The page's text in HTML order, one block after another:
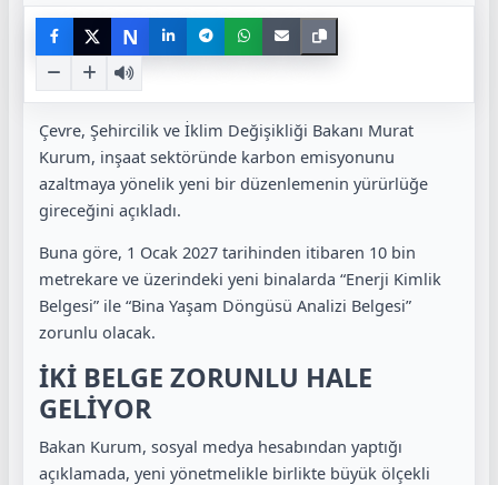
N
Çevre, Şehircilik ve İklim Değişikliği Bakanı Murat
Kurum, inşaat sektöründe karbon emisyonunu
azaltmaya yönelik yeni bir düzenlemenin yürürlüğe
gireceğini açıkladı.
Buna göre, 1 Ocak 2027 tarihinden itibaren 10 bin
metrekare ve üzerindeki yeni binalarda “Enerji Kimlik
Belgesi” ile “Bina Yaşam Döngüsü Analizi Belgesi”
zorunlu olacak.
İKİ BELGE ZORUNLU HALE
GELİYOR
Bakan Kurum, sosyal medya hesabından yaptığı
açıklamada, yeni yönetmelikle birlikte büyük ölçekli